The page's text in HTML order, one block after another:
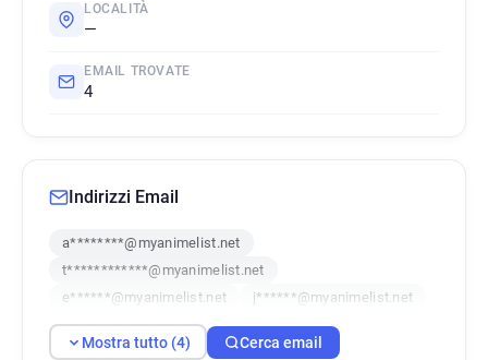
LOCALITÀ
—
EMAIL TROVATE
4
Indirizzi Email
a********@myanimelist.net
t************@myanimelist.net
e******@myanimelist.net
j******@myanimelist.net
Mostra tutto (4) Cerca email